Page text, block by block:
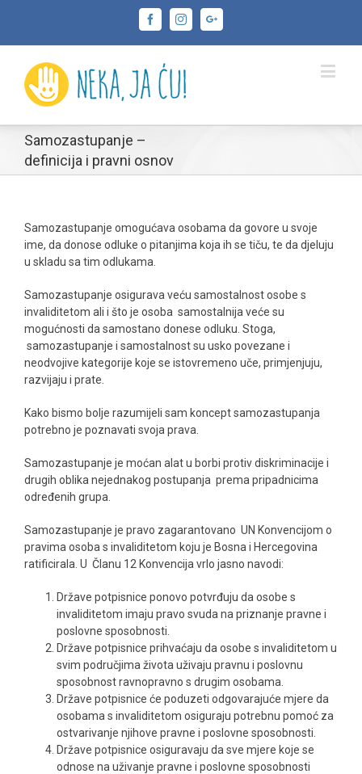
FacebookInstagramGoogle+
Samozastupanje –
definicija i pravni osnov
Samozastupanje omogućava osobama da govore u svoje
ime, da donose odluke o pitanjima koja ih se tiču, te da djeluju
u skladu sa tim odlukama.
Samozastupanje osigurava veću samostalnost osobe s
invaliditetom ali i što je osoba samostalnija veće su
mogućnosti da samostano donese odluku. Stoga,
samozastupanje i samostalnost su usko povezane i
neodvojive kategorije koje se istovremeno uče, primjenjuju,
razvijaju i prate.
Kako bismo bolje razumijeli sam koncept samozastupanja
potrebno je poznavati svoja prava.
Samozastupanje je moćan alat u borbi protiv diskriminacije i
drugih oblika nejednakog postupanja prema pripadnicima
određenih grupa.
Samozastupanje je pravo zagarantovano UN Konvencijom o
pravima osoba s invaliditetom koju je Bosna i Hercegovina
ratificirala. U Članu 12 Konvencija vrlo jasno navodi:
Države potpisnice ponovo potvrđuju da osobe s
invaliditetom imaju pravo svuda na priznanje pravne i
poslovne sposobnosti.
Države potpisnice prihvaćaju da osobe s invaliditetom u
svim područjima života uživaju pravnu i poslovnu
sposobnost ravnopravno s drugim osobama.
Države potpisnice će poduzeti odgovarajuće mjere da
osobama s invaliditetom osiguraju potrebnu pomoć za
ostvarivanje njihove pravne i poslovne sposobnosti.
Države potpisnice osiguravaju da sve mjere koje se
odnose na uživanje pravne i poslovne sposobnosti